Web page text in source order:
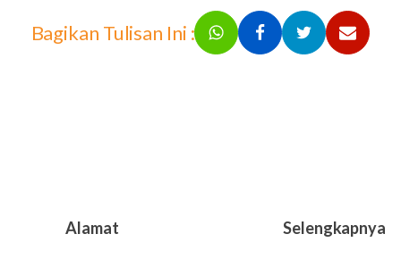
Bagikan Tulisan Ini :
Alamat Selengkapnya